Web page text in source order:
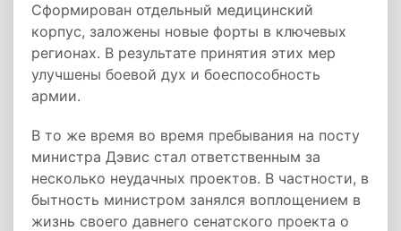
Сформирован отдельный медицинский
корпус, заложены новые форты в ключевых
регионах. В результате принятия этих мер
улучшены боевой дух и боеспособность
армии.
В то же время во время пребывания на посту
министра Дэвис стал ответственным за
несколько неудачных проектов. В частности, в
бытность министром занялся воплощением в
жизнь своего давнего сенатского проекта о